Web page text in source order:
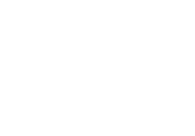
en toute sécurité.
vous en avez besoin.